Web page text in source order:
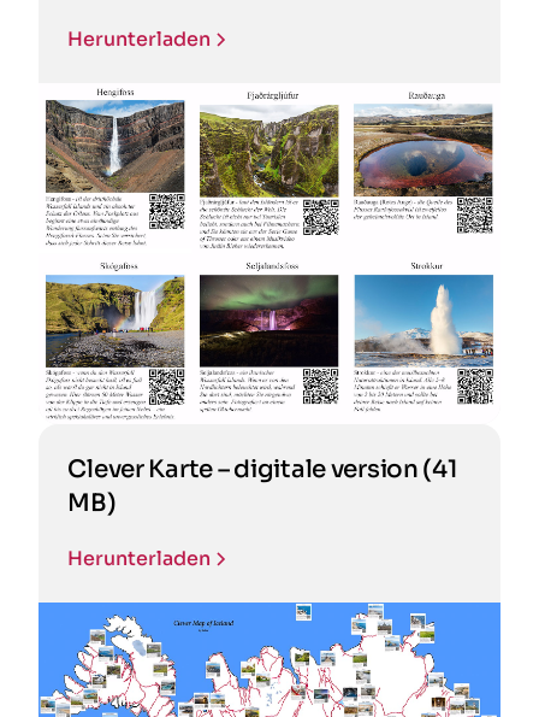
Herunterladen
Clever Karte – digitale version (41
MB)
Herunterladen